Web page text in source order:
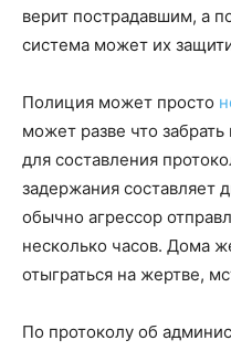
верит пострадавшим, а
система может их
Полиция может просто
может разве что
для составления
задержания составляет
обычно агрессор
несколько часов. Дома
отыграться на жертве,
По протоколу об